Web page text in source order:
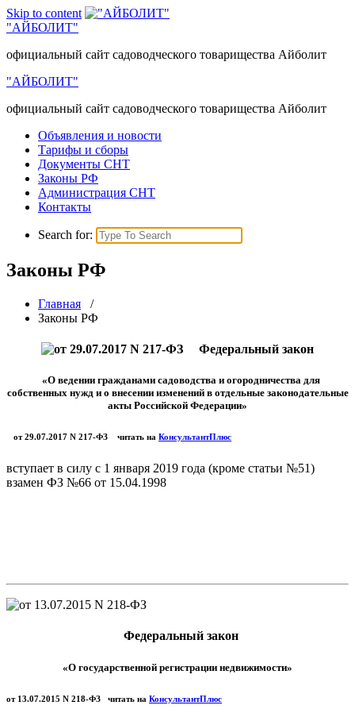
Skip to content
"АЙБОЛИТ"
официальный сайт садоводческого товарищества Айболит
"АЙБОЛИТ"
официальный сайт садоводческого товарищества Айболит
Объявления и новости
Тарифы и сборы
Документы СНТ
Законы РФ
Администрация СНТ
Контакты
Search for:
Законы РФ
Главная /
Законы РФ
Федеральный закон
«О ведении гражданами садоводства и огородничества для
собственных нужд и о внесении изменений в отдельные законодательные
акты Российской Федерации»
от 29.07.2017 N 217-ФЗ читать на КонсультантПлюс
вступает в силу с 1 января 2019 года (кроме статьи №51)
взамен ФЗ №66 от 15.04.1998
Федеральный закон
«О государственной регистрации недвижимости»
от 13.07.2015 N 218-ФЗ читать на КонсультантПлюс